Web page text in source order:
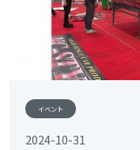
イベント
2024-10-31